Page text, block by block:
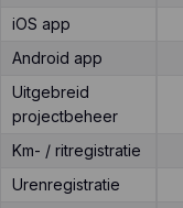
iOS app
Android app
Uitgebreid
projectbeheer
Km- / ritregistratie
Urenregistratie